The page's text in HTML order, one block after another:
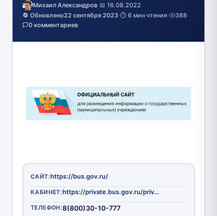
Михаил Александров·📅 16.08.2022
🔄 Обновлено22 сентября 2023·⏱️ 6 мин чтения· 388·
0 комментариев
САЙТ:https://bus.gov.ru/
КАБИНЕТ: https://private.bus.gov.ru/private/login.html
ТЕЛЕФОН:8(800)30-10-777